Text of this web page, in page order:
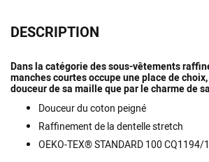
DESCRIPTION
Dans la catégorie des sous-vêtements
manches courtes occupe une place de
douceur de sa maille que par le charme de
Douceur du coton peigné
Raffinement de la dentelle stretch
OEKO-TEX® STANDARD 100 CQ1194/